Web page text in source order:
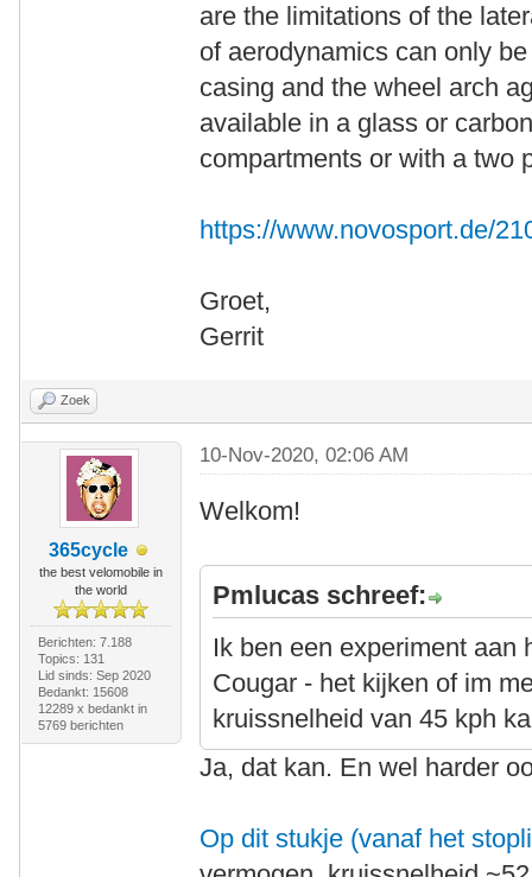
are the limitations of the
of aerodynamics can only
casing and the wheel arch
available in a glass or
compartments or with a two
https://www.novosport.de/
Groet,
Gerrit
Zoek
365cycle
the best velomobile in
the world
Berichten: 7.188
Topics: 131
Lid sinds: Sep 2020
Bedankt: 15608
12289 x bedankt in
5769 berichten
10-Nov-2020, 02:06 AM
Welkom!
Pmlucas schreef:
Ik ben een experiment aan
Cougar - het kijken of im
kruissnelheid van 45 kph
Ja, dat kan. En wel harder
Op dit stukje (vanaf het